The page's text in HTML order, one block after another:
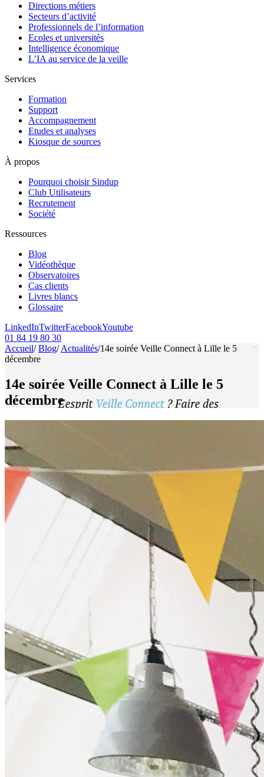
Directions métiers
Secteurs d’activité
Professionnels de l’information
Ecoles et universités
Intelligence économique
L’IA au service de la veille
Services
Formation
Support
Accompagnement
Etudes et analyses
Kiosque de sources
À propos
Pourquoi choisir Sindup
Club Utilisateurs
Recrutement
Société
Ressources
Blog
Vidéothèque
Observatoires
Cas clients
Livres blancs
Glossaire
LinkedInTwitterFacebookYoutube
01 84 19 80 30
Accueil/ Blog/ Actualités/14e soirée Veille Connect à Lille le 5
décembre
14e soirée Veille Connect à Lille le 5
décembre